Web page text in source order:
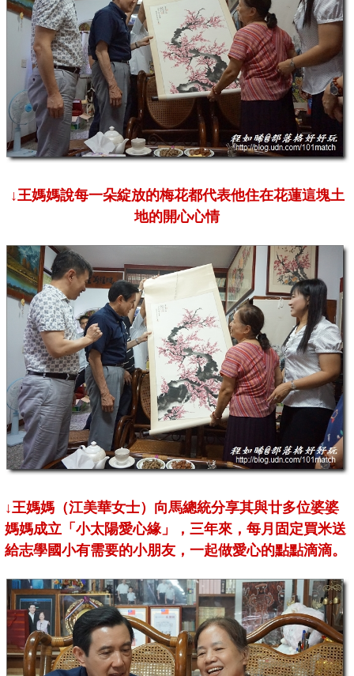
↓王媽媽說每一朵綻放的梅花都代表他住在花蓮這塊土
地的開心心情
↓王媽媽（江美華女士）向馬總統分享其與廿多位婆婆
媽媽成立「小太陽愛心緣」，三年來，每月固定買米送
給志學國小有需要的小朋友，一起做愛心的點點滴滴。